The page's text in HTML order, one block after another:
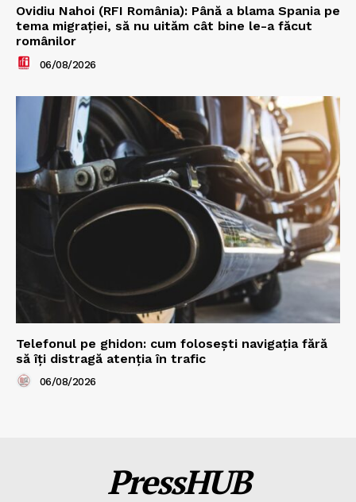
Ovidiu Nahoi (RFI România): Până a blama Spania pe
tema migrației, să nu uităm cât bine le-a făcut
românilor
06/08/2026
Telefonul pe ghidon: cum folosești navigația fără
să îți distragă atenția în trafic
06/08/2026
PressHUB